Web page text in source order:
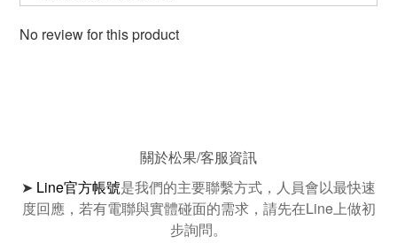
No review for this product
關於松果/客服資訊
➤ Line官方帳號是我們的主要聯繫方式，人員會以最快速
度回應，若有電聯與實體碰面的需求，請先在Line上做初
步詢問。